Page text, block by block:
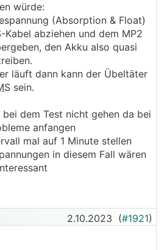
DerMPPThält sich also
Vorgabe, seine internen
verwendet. Die musst du
aber mit der aktuellen
würde:
(Absorption & Float)
Kabel abziehen und dem MP2
den Akku also quasi
läuft dann kann der Übeltäter
sein.
dem Test nicht gehen da bei
anfangen
mal auf 1 Minute stellen
in diesem Fall wären
2.10.2023 (#1921)